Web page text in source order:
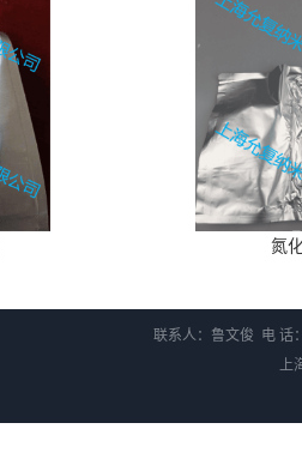
氮
联系人：鲁文俊 电 话
上